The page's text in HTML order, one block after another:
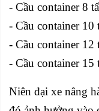
- Cầu container 8
- Cầu container 10
- Cầu container 12
- Cầu container 15
Niên đại xe nâng